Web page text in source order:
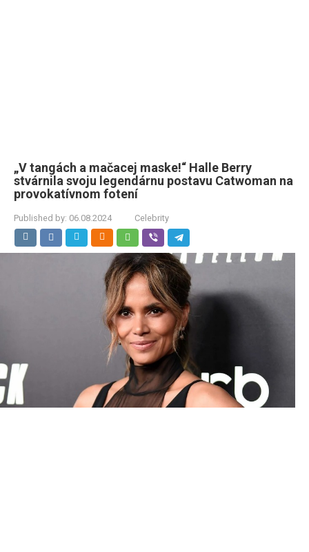
„V tangách a mačacej maske!“ Halle Berry
stvárnila svoju legendárnu postavu Catwoman na
provokatívnom fotení
Published by: 06.08.2024 Celebrity